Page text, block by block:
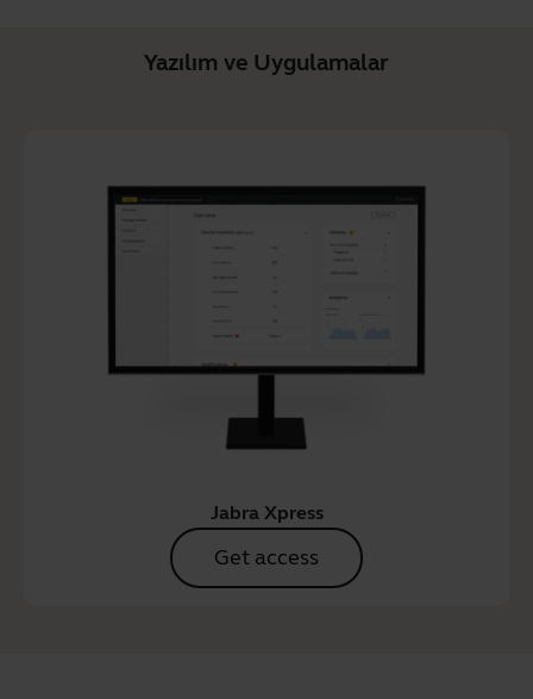
Yazılım ve Uygulamalar
Jabra Xpress
Get access